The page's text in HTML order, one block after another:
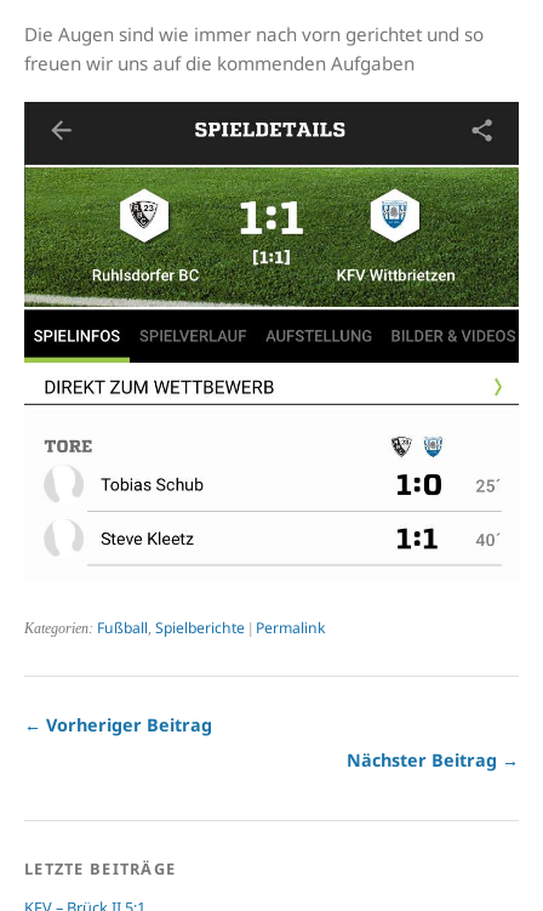
Die Augen sind wie immer nach vorn gerichtet und so
freuen wir uns auf die kommenden Aufgaben
Kategorien: Fußball, Spielberichte Permalink
← Vorheriger Beitrag
Nächster Beitrag →
LETZTE BEITRÄGE